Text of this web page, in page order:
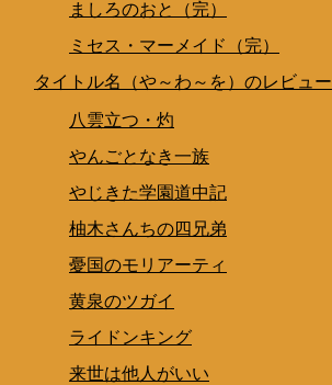
ましろのおと（完）
ミセス・マーメイド（完）
タイトル名（や～わ～を）のレビュー
八雲立つ・灼
やんごとなき一族
やじきた学園道中記
柚木さんちの四兄弟
憂国のモリアーティ
黄泉のツガイ
ライドンキング
来世は他人がいい